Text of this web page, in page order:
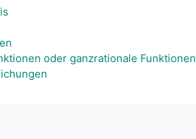
oder ganzrationale Funktionen